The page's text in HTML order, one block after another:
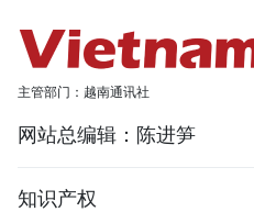
主管部门：越南通讯社
网站总编辑：陈进笋
知识产权